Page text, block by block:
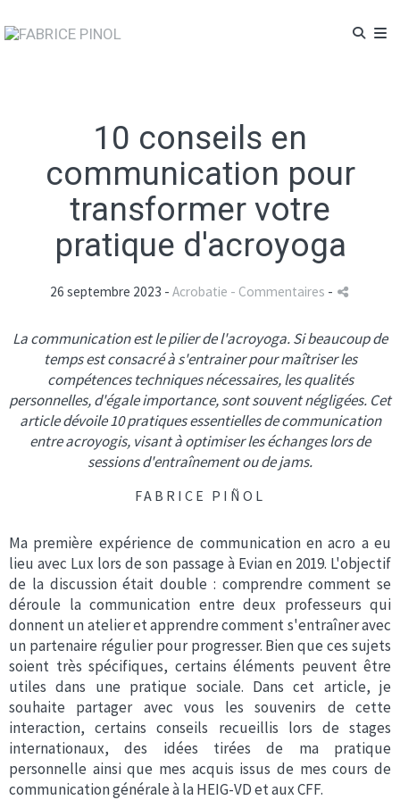
10 conseils en
communication pour
transformer votre
pratique d'acroyoga
26 septembre 2023 - Acrobatie - Commentaires -
La communication est le pilier de l'acroyoga. Si beaucoup de
temps est consacré à s'entrainer pour maîtriser les
compétences techniques nécessaires, les qualités
personnelles, d'égale importance, sont souvent négligées. Cet
article dévoile 10 pratiques essentielles de communication
entre acroyogis, visant à optimiser les échanges lors de
sessions d'entraînement ou de jams.
FABRICE PIÑOL
Ma première expérience de communication en acro a eu
lieu avec Lux lors de son passage à Evian en 2019. L'objectif
de la discussion était double : comprendre comment se
déroule la communication entre deux professeurs qui
donnent un atelier et apprendre comment s'entraîner avec
un partenaire régulier pour progresser. Bien que ces sujets
soient très spécifiques, certains éléments peuvent être
utiles dans une pratique sociale. Dans cet article, je
souhaite partager avec vous les souvenirs de cette
interaction, certains conseils recueillis lors de stages
internationaux, des idées tirées de ma pratique
personnelle ainsi que mes acquis issus de mes cours de
communication générale à la HEIG-VD et aux CFF.